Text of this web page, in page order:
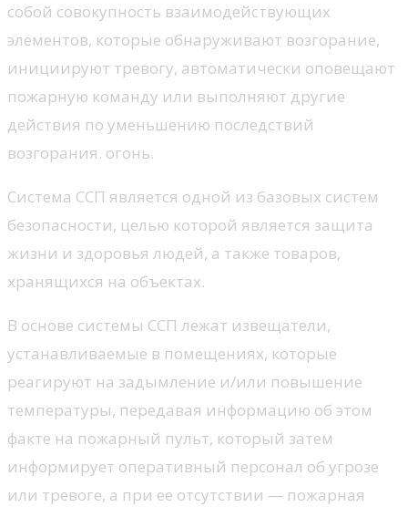
собой совокупность взаимодействующих
элементов, которые обнаруживают возгорание,
инициируют тревогу, автоматически оповещают
пожарную команду или выполняют другие
действия по уменьшению последствий
возгорания. огонь.
Система ССП является одной из базовых систем
безопасности, целью которой является защита
жизни и здоровья людей, а также товаров,
хранящихся на объектах.
В основе системы ССП лежат извещатели,
устанавливаемые в помещениях, которые
реагируют на задымление и/или повышение
температуры, передавая информацию об этом
факте на пожарный пульт, который затем
информирует оперативный персонал об угрозе
или тревоге, а при ее отсутствии — пожарная